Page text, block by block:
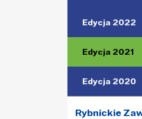
Edycja 2022
Edycja 2021
Edycja 2020
Rybnickie